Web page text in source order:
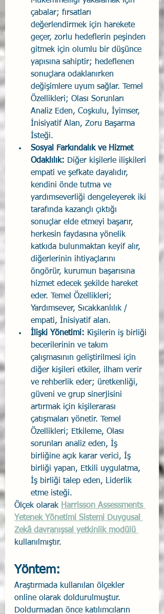
çabalar; fırsatları
değerlendirmek için harekete
geçer, zorlu hedeflerin peşinden
gitmek için olumlu bir düşünce
yapısına sahiptir; hedeflenen
sonuçlara odaklanırken
değişimlere uyum sağlar. Temel
Özellikleri; Olası Sorunları
Analiz Eden, Coşkulu, İyimser,
İnisiyatif Alan, Zoru Başarma
İsteği.
Sosyal Farkındalık ve Hizmet
Odaklılık: Diğer kişilerle ilişkileri
empati ve şefkate dayalıdır,
kendini önde tutma ve
yardımseverliği dengeleyerek iki
tarafında kazançlı çıktığı
sonuçlar elde etmeyi başarır,
herkesin faydasına yönelik
katkıda bulunmaktan keyif alır,
diğerlerinin ihtiyaçlarını
öngörür, kurumun başarısına
hizmet edecek şekilde hareket
eder. Temel Özellikleri;
Yardımsever, Sıcakkanlılık /
empati, İnisiyatif alan.
İlişki Yönetimi: Kişilerin iş birliği
becerilerinin ve takım
çalışmasının geliştirilmesi için
diğer kişileri etkiler, ilham verir
ve rehberlik eder; üretkenliği,
güveni ve grup sinerjisini
artırmak için kişilerarası
çatışmaları yönetir. Temel
Özellikleri; Etkileme, Olası
sorunları analiz eden, İş
birliğine açık karar verici, İş
birliği yapan, Etkili uygulatma,
İş birliği talep eden, Liderlik
etme isteği.
Ölçek olarak Harrisson Assessments
Yetenek Yönetimi Sistemi Duygusal
Zekâ davranışsal yetkinlik modülü
kullanılmıştır.
Yöntem:
Araştırmada kullanılan ölçekler
online olarak doldurulmuştur.
Doldurmadan önce katılımcıların